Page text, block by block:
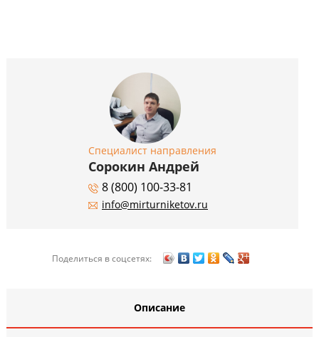
Специалист направления
Сорокин Андрей
8 (800) 100-33-81
info@mirturniketov.ru
Поделиться в соцсетях:
Описание